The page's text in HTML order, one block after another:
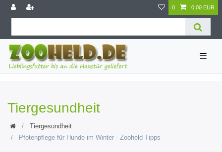
0 0,00 EUR
☰
Tiergesundheit
Tiergesundheit
Pfotenpflege für Hunde im Winter - Zooheld Tipps